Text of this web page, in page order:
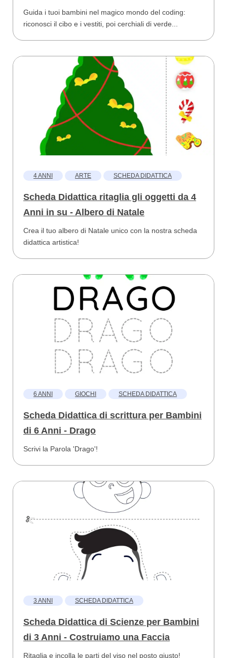
Guida i tuoi bambini nel magico mondo del coding:
riconosci il cibo e i vestiti, poi cerchiali di verde...
4 ANNI ARTE SCHEDA DIDATTICA
Scheda Didattica ritaglia gli oggetti da 4
Anni in su - Albero di Natale
Crea il tuo albero di Natale unico con la nostra scheda
didattica artistica!
6 ANNI GIOCHI SCHEDA DIDATTICA
Scheda Didattica di scrittura per Bambini
di 6 Anni - Drago
Scrivi la Parola 'Drago'!
3 ANNI SCHEDA DIDATTICA
Scheda Didattica di Scienze per Bambini
di 3 Anni - Costruiamo una Faccia
Ritaglia e incolla le parti del viso nel posto giusto!